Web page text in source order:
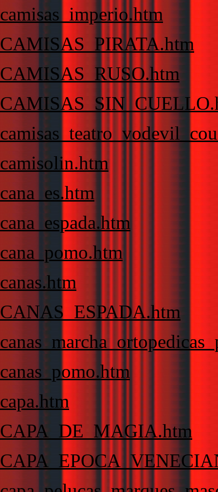
camisas_imperio.htm
CAMISAS_PIRATA.htm
CAMISAS_RUSO.htm
camisolin.htm
cana_es.htm
cana_espada.htm
cana_pomo.htm
canas.htm
CANAS_ESPADA.htm
canas_pomo.htm
capa.htm
CAPA_DE_MAGIA.htm